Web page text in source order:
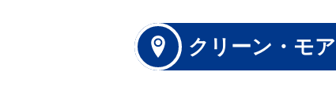
クリーン・モア